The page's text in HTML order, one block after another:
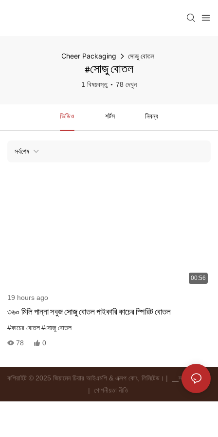
Cheer Packaging সোজু বোতল
#সোজু বোতল
1 বিষয়বস্তু 78 দেখুন
ভিডিও শর্টস নিবন্ধ
সর্বশেষ
00:56
19 hours ago
৩৬০ মিলি পান্না সবুজ সোজু বোতল পাইকারি কাচের স্পিরিট বোতল
#কাচের বোতল#সোজু বোতল
78
0
কপিরাইট © 2025 জিয়ামেন চিয়ার আইএমপি & এক্সপ কোং, লিমিটেড। |
▁স্ য ান ্ ট
| গোপনীয়তা নীতি